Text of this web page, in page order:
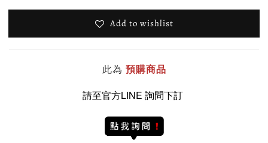
Add to wishlist
此為 預購商品
請至官方LINE 詢問下訂